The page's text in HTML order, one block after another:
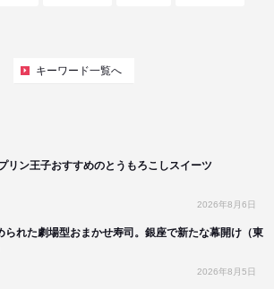
キーワード一覧へ
リン王子おすすめのとうもろこしスイーツ
2026年8月6日
られた劇場型おまかせ寿司。銀座で新たな幕開け（東
2026年8月5日